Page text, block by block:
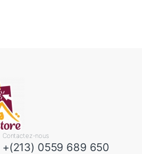
Contactez-nous
+(213) 0559 689 650